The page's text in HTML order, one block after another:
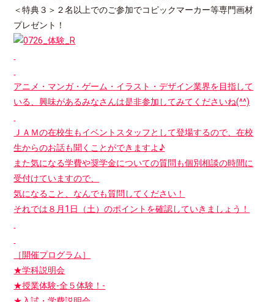
＜特典３＞２名以上でのご参加でコピックマーカー等専門画材
プレゼント！
アニメ・マンガ・ゲーム・イラスト・デザイン業界を目指して
いる、興味があるみなさんは是非参加してみてくださいね(^^)
ＪＡＭの在校生もイベントスタッフとして登場するので、在校
生からのお話も聞くことができますよ♪
また気になる学費や奨学金についての質問も個別相談の時間に
受付けていますので、
気になること、なんでも質問してください！
それでは８月1日（土）のポイントを確認していきましょう！
［開催プログラム］
★学科説明会
★授業体験-全５体験！-